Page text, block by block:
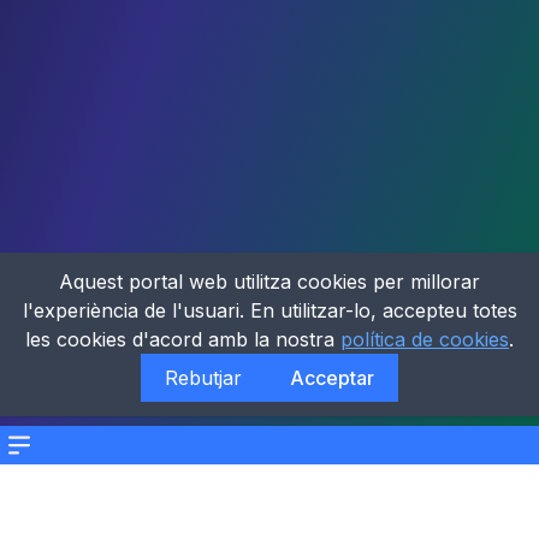
Menu
Aquest portal web utilitza cookies per millorar
l'experiència de l'usuari. En utilitzar-lo, accepteu totes
les cookies d'acord amb la nostra política de cookies.
Rebutjar
Acceptar